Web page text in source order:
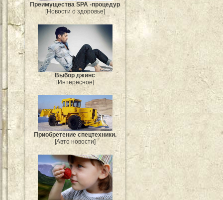
Преимущества SPA -процедур
[Новости о здоровье]
Выбор джинс
[Интересное]
Приобретение спецтехники.
[Авто новости]